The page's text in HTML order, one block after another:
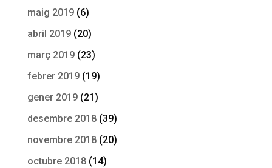
maig 2019(6)
abril 2019(20)
març 2019(23)
febrer 2019(19)
gener 2019(21)
desembre 2018(39)
novembre 2018(20)
octubre 2018(14)